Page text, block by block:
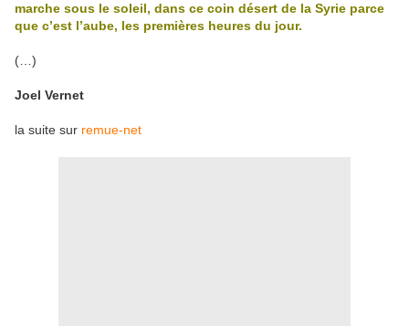
marche sous le soleil, dans ce coin désert de la Syrie parce
que c’est l’aube, les premières heures du jour.
(…)
Joel Vernet
la suite sur remue-net